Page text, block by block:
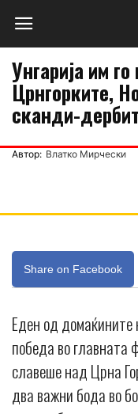
Унгарија им
Црнгорките,
сканди-
Автор: Влатко Мирчески
Share on Facebook
Еден од домаќините
победа во главната
славеше над Црна
два важни бода во